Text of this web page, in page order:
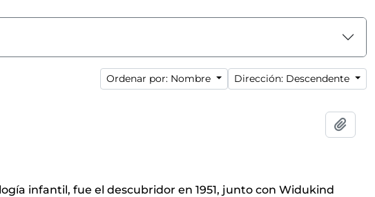
Ordenar por: Nombre Dirección: Descendente
infantil, fue el descubridor en 1951, junto con Widukind